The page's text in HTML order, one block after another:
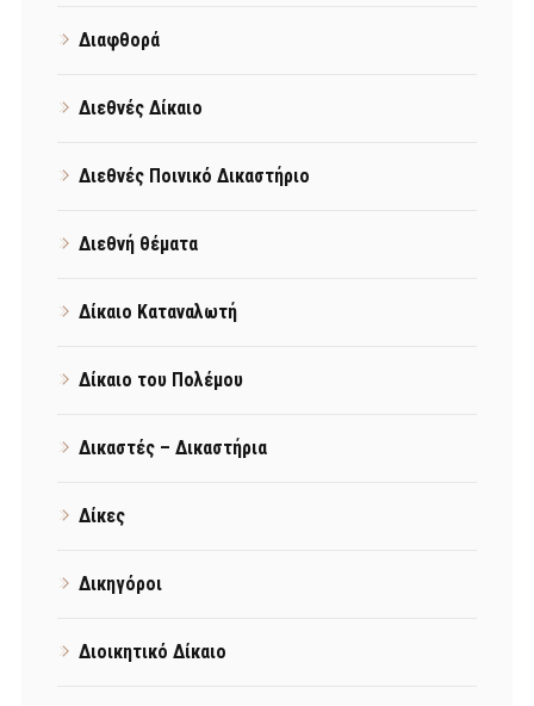
Διαφθορά
Διεθνές Δίκαιο
Διεθνές Ποινικό Δικαστήριο
Διεθνή θέματα
Δίκαιο Καταναλωτή
Δίκαιο του Πολέμου
Δικαστές – Δικαστήρια
Δίκες
Δικηγόροι
Διοικητικό Δίκαιο